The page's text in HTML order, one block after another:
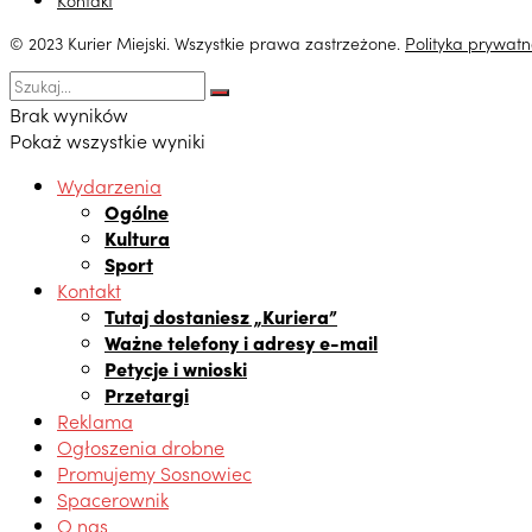
© 2023 Kurier Miejski. Wszystkie prawa zastrzeżone. Polityka
Brak wyników
Pokaż wszystkie wyniki
Wydarzenia
Ogólne
Kultura
Sport
Kontakt
Tutaj dostaniesz „Kuriera”
Ważne telefony i adresy e-mail
Petycje i wnioski
Przetargi
Reklama
Ogłoszenia drobne
Promujemy Sosnowiec
Spacerownik
O nas